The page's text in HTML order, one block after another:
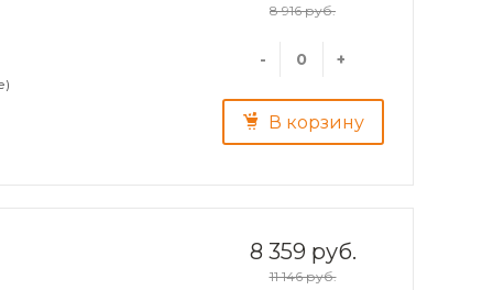
8 916 руб.
- +
В корзину
8 359 руб.
11 146 руб.